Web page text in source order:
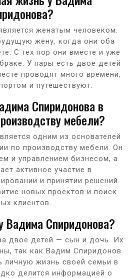
женатым человеком.
жену, когда они оба
С тех пор они вместе и уже
У пары есть двое детей
проводят много времени,
и путешествуют.
Спиридонова в
мебели?
одним из основателей
по производству мебели. Он
и управлением бизнесом, а
активное участие в
и принятии решений.
новых проектов и поиск
клиентов.
Вадима Спиридонова?
двое детей — сын и дочь. Их
так как Вадим Спиридонов
личную жизнь своей семьи в
делится информацией о